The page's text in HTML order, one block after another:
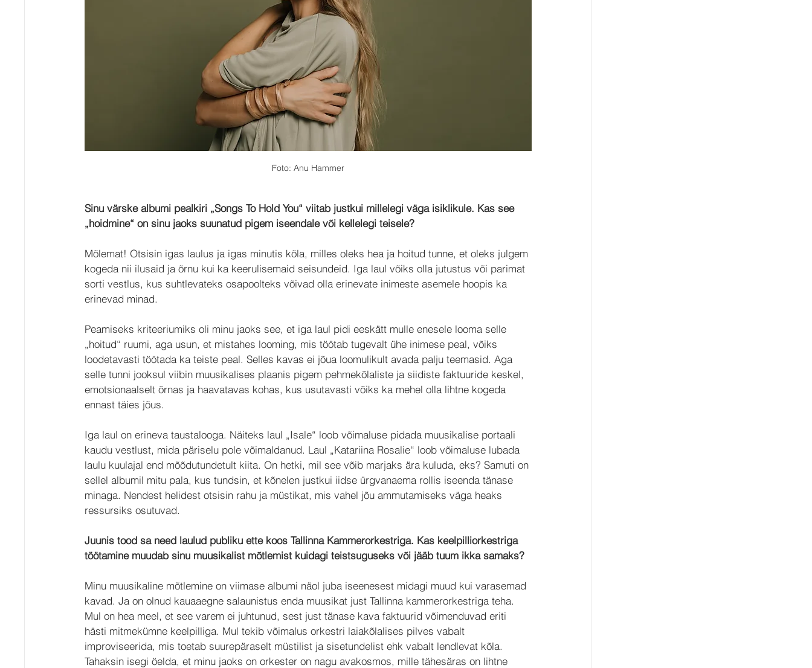
Foto: Anu Hammer
Sinu värske albumi pealkiri „Songs To Hold You“ viitab justkui millelegi väga isiklikule. Kas see
„hoidmine“ on sinu jaoks suunatud pigem iseendale või kellelegi teisele?
Mõlemat! Otsisin igas laulus ja igas minutis kõla, milles oleks hea ja hoitud tunne, et oleks julgem
kogeda nii ilusaid ja õrnu kui ka keerulisemaid seisundeid. Iga laul võiks olla jutustus või parimat
sorti vestlus, kus suhtlevateks osapoolteks võivad olla erinevate inimeste asemele hoopis ka
erinevad minad.
Peamiseks kriteeriumiks oli minu jaoks see, et iga laul pidi eeskätt mulle enesele looma selle
„hoitud“ ruumi, aga usun, et mistahes looming, mis töötab tugevalt ühe inimese peal, võiks
loodetavasti töötada ka teiste peal. Selles kavas ei jõua loomulikult avada palju teemasid. Aga
selle tunni jooksul viibin muusikalises plaanis pigem pehmekõlaliste ja siidiste faktuuride keskel,
emotsionaalselt õrnas ja haavatavas kohas, kus usutavasti võiks ka mehel olla lihtne kogeda
ennast täies jõus.
Iga laul on erineva taustalooga. Näiteks laul „Isale“ loob võimaluse pidada muusikalise portaali
kaudu vestlust, mida päriselu pole võimaldanud. Laul „Katariina Rosalie“ loob võimaluse lubada
laulu kuulajal end mõõdutundetult kiita. On hetki, mil see võib marjaks ära kuluda, eks? Samuti on
sellel albumil mitu pala, kus tundsin, et kõnelen justkui iidse ürgvanaema rollis iseenda tänase
minaga. Nendest helidest otsisin rahu ja müstikat, mis vahel jõu ammutamiseks väga heaks
ressursiks osutuvad.
Juunis tood sa need laulud publiku ette koos Tallinna Kammerorkestriga. Kas keelpilliorkestriga
töötamine muudab sinu muusikalist mõtlemist kuidagi teistsuguseks või jääb tuum ikka samaks?
Minu muusikaline mõtlemine on viimase albumi näol juba iseenesest midagi muud kui varasemad
kavad. Ja on olnud kauaaegne salaunistus enda muusikat just Tallinna kammerorkestriga teha.
Mul on hea meel, et see varem ei juhtunud, sest just tänase kava faktuurid võimenduvad eriti
hästi mitmekümne keelpilliga. Mul tekib võimalus orkestri laiakõlalises pilves vabalt
improviseerida, mis toetab suurepäraselt müstilist ja sisetundelist ehk vabalt lendlevat kõla.
Tahaksin isegi öelda, et minu jaoks on orkester on nagu avakosmos, mille tähesäras on lihtne